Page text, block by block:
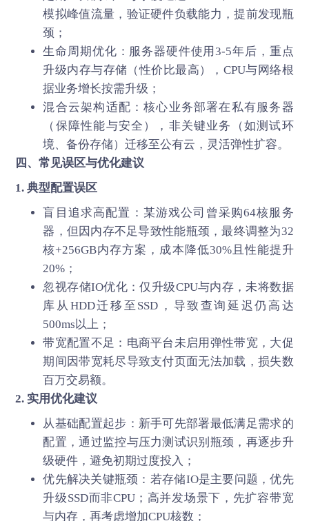
模拟峰值流量，验证硬件负载能力，提前发现瓶
颈；
生命周期优化：服务器硬件使用3-5年后，重点
升级内存与存储（性价比最高），CPU与网络根
据业务增长按需升级；
混合云架构适配：核心业务部署在私有服务器
（保障性能与安全），非关键业务（如测试环
境、备份存储）迁移至公有云，灵活弹性扩容。
四、常见误区与优化建议
1. 典型配置误区
盲目追求高配置：某游戏公司曾采购64核服务
器，但因内存不足导致性能瓶颈，最终调整为32
核+256GB内存方案，成本降低30%且性能提升
20%；
忽视存储IO优化：仅升级CPU与内存，未将数据
库从HDD迁移至SSD，导致查询延迟仍高达
500ms以上；
带宽配置不足：电商平台未启用弹性带宽，大促
期间因带宽耗尽导致支付页面无法加载，损失数
百万交易额。
2. 实用优化建议
从基础配置起步：新手可先部署最低满足需求的
配置，通过监控与压力测试识别瓶颈，再逐步升
级硬件，避免初期过度投入；
优先解决关键瓶颈：若存储IO是主要问题，优先
升级SSD而非CPU；高并发场景下，先扩容带宽
与内存，再考虑增加CPU核数；